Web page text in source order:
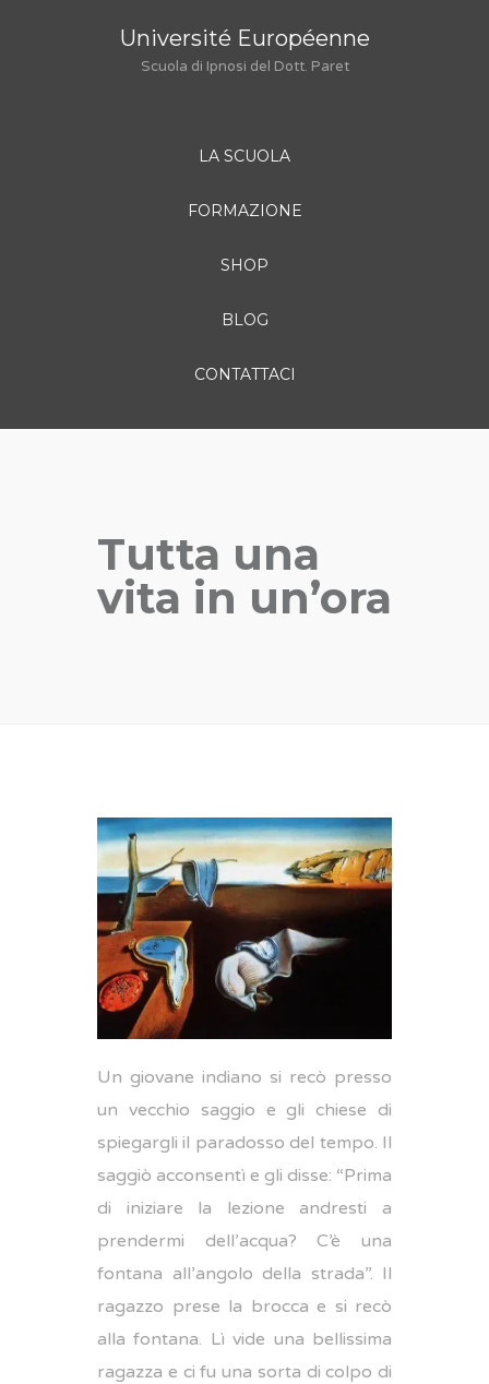
Université Européenne
Scuola di Ipnosi del Dott. Paret
LA SCUOLA
FORMAZIONE
SHOP
BLOG
CONTATTACI
Tutta una
vita in un’ora
Un giovane indiano si recò presso
un vecchio saggio e gli chiese di
spiegargli il paradosso del tempo. Il
saggiò acconsentì e gli disse: “Prima
di iniziare la lezione andresti a
prendermi dell’acqua? C’è una
fontana all’angolo della strada”. Il
ragazzo prese la brocca e si recò
alla fontana. Lì vide una bellissima
ragazza e ci fu una sorta di colpo di